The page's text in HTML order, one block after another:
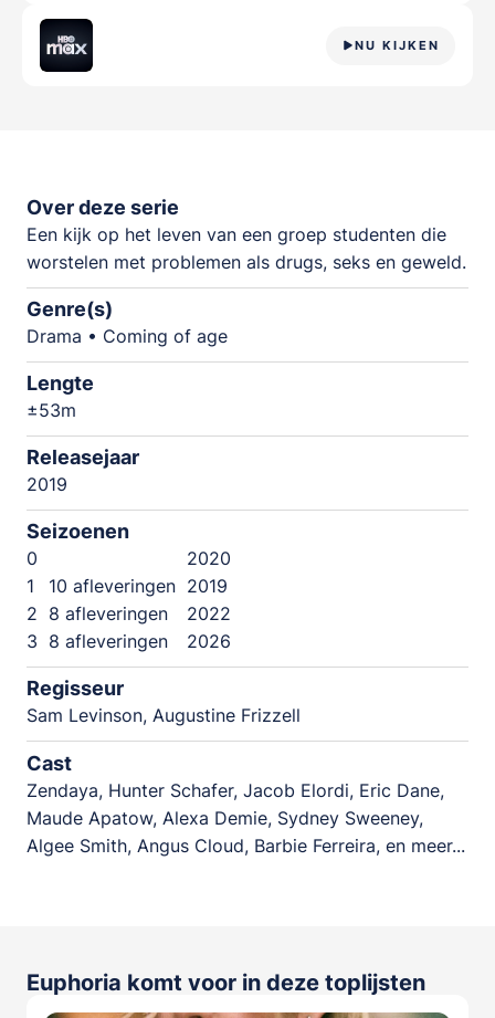
NU KIJKEN
Over deze serie
Een kijk op het leven van een groep studenten die
worstelen met problemen als drugs, seks en geweld.
Genre(s)
Drama • Coming of age
Lengte
±53m
Releasejaar
2019
Seizoenen
0
2020
1
10 afleveringen 2019
2 8 afleveringen
2022
3 8 afleveringen 2026
Regisseur
Sam Levinson, Augustine Frizzell
Cast
Zendaya, Hunter Schafer, Jacob Elordi, Eric Dane,
Maude Apatow, Alexa Demie, Sydney Sweeney,
Algee Smith, Angus Cloud, Barbie Ferreira, en meer...
Euphoria komt voor in deze toplijsten